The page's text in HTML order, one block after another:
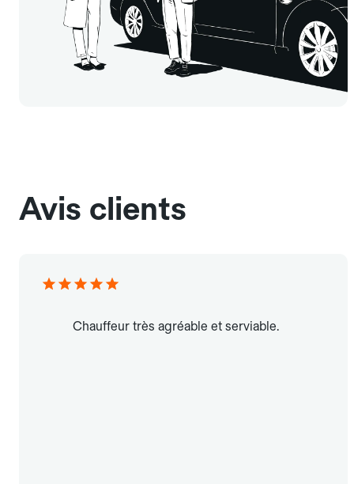
Avis clients
Chauffeur très agréable et serviable.